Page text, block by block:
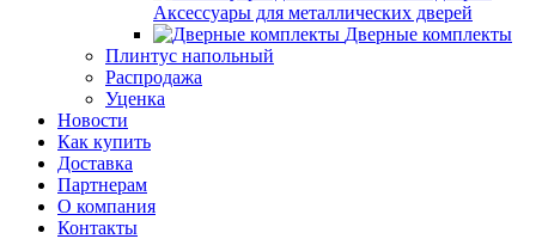
Аксессуары для металлических дверей
Дверные комплекты
Плинтус напольный
Распродажа
Уценка
Новости
Как купить
Доставка
Партнерам
О компания
Контакты